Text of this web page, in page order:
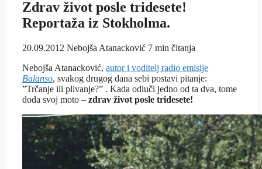
Zdrav život posle tridesete!
Reportaža iz Stokholma.
20.09.2012 Nebojša Atanacković 7 min čitanja
Nebojša Atanacković, autor i voditelj radio emisije
Balanso, svakog drugog dana sebi postavi pitanje:
”Trčanje ili plivanje?” . Kada odluči jedno od ta dva, tome
doda svoj moto – zdrav život posle tridesete!